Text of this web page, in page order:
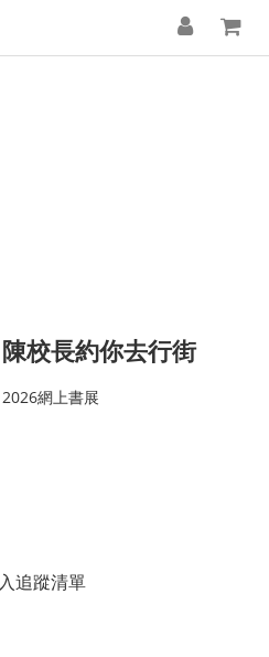
校長約你去行街
網上書展
追蹤清單